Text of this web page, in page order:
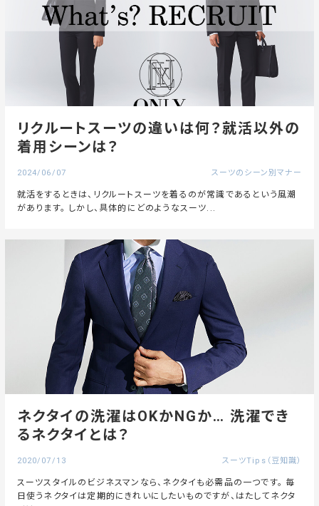
リクルートスーツの違いは何？就活以外の
着用シーンは？
2024/06/07 スーツのシーン別マナー
就活をするときは、リクルートスーツを着るのが常識であるという風潮
があります。 しかし、具体的にどのようなスーツ...
ネクタイの洗濯はOKかNGか… 洗濯でき
るネクタイとは？
2020/07/13 スーツTips（豆知識）
スーツスタイルのビジネスマンなら、ネクタイも必需品の一つです。 毎
日使うネクタイは定期的にきれいにしたいものですが、はたしてネクタ